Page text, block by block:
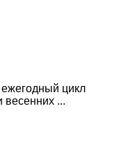
ежегодный цикл
весенних ...